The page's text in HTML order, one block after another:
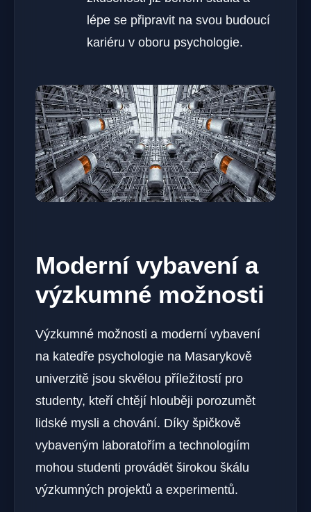
lépe se připravit na svou budoucí
kariéru v oboru psychologie.
Moderní vybavení a
výzkumné možnosti
Výzkumné možnosti a moderní vybavení
na katedře psychologie na Masarykově
univerzitě jsou skvělou příležitostí pro
studenty, kteří chtějí hlouběji porozumět
lidské mysli a chování. Díky špičkově
vybaveným laboratořím a technologiím
mohou studenti provádět širokou škálu
výzkumných projektů a experimentů.